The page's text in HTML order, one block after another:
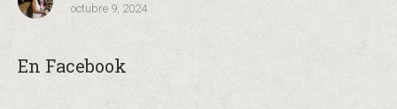
octubre 9, 2024
En Facebook